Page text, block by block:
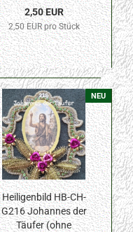
2,50 EUR
2,50 EUR pro Stück
NEU
Heiligenbild HB-CH-
G216 Johannes der
Täufer (ohne